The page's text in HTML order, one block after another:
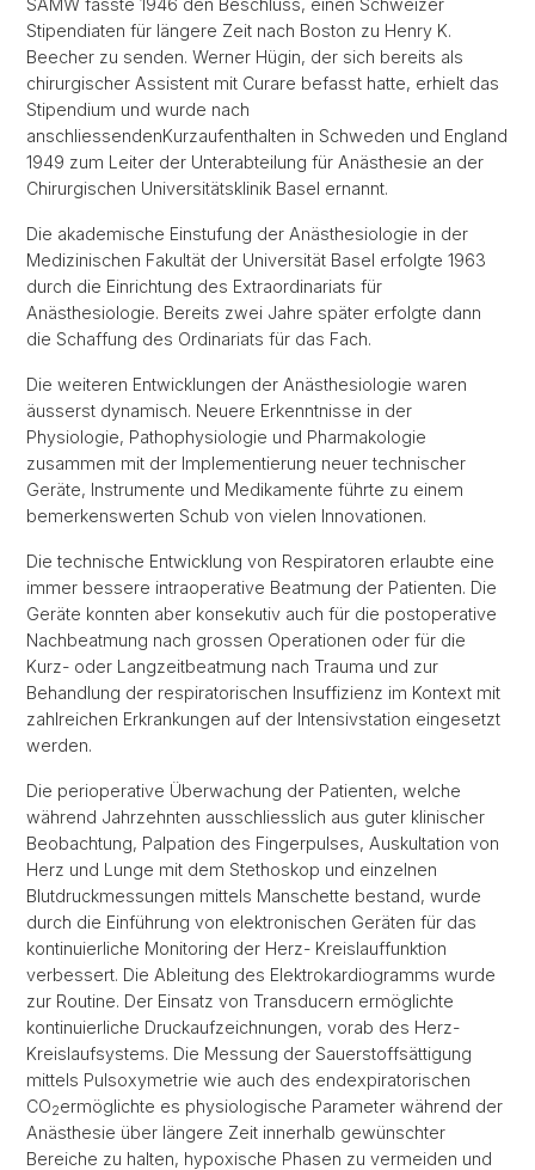
Stipendiaten für längere Zeit nach Boston zu Henry K.
Beecher zu senden. Werner Hügin, der sich bereits als
chirurgischer Assistent mit Curare befasst hatte, erhielt das
Stipendium und wurde nach
anschliessendenKurzaufenthalten in Schweden und England
1949 zum Leiter der Unterabteilung für Anästhesie an der
Chirurgischen Universitätsklinik Basel ernannt.
Die akademische Einstufung der Anästhesiologie in der
Medizinischen Fakultät der Universität Basel erfolgte 1963
durch die Einrichtung des Extraordinariats für
Anästhesiologie. Bereits zwei Jahre später erfolgte dann
die Schaffung des Ordinariats für das Fach.
Die weiteren Entwicklungen der Anästhesiologie waren
äusserst dynamisch. Neuere Erkenntnisse in der
Physiologie, Pathophysiologie und Pharmakologie
zusammen mit der Implementierung neuer technischer
Geräte, Instrumente und Medikamente führte zu einem
bemerkenswerten Schub von vielen Innovationen.
Die technische Entwicklung von Respiratoren erlaubte eine
immer bessere intraoperative Beatmung der Patienten. Die
Geräte konnten aber konsekutiv auch für die postoperative
Nachbeatmung nach grossen Operationen oder für die
Kurz- oder Langzeitbeatmung nach Trauma und zur
Behandlung der respiratorischen Insuffizienz im Kontext mit
zahlreichen Erkrankungen auf der Intensivstation eingesetzt
werden.
Die perioperative Überwachung der Patienten, welche
während Jahrzehnten ausschliesslich aus guter klinischer
Beobachtung, Palpation des Fingerpulses, Auskultation von
Herz und Lunge mit dem Stethoskop und einzelnen
Blutdruckmessungen mittels Manschette bestand, wurde
durch die Einführung von elektronischen Geräten für das
kontinuierliche Monitoring der Herz- Kreislauffunktion
verbessert. Die Ableitung des Elektrokardiogramms wurde
zur Routine. Der Einsatz von Transducern ermöglichte
kontinuierliche Druckaufzeichnungen, vorab des Herz-
Kreislaufsystems. Die Messung der Sauerstoffsättigung
mittels Pulsoxymetrie wie auch des endexpiratorischen
CO2ermöglichte es physiologische Parameter während der
Anästhesie über längere Zeit innerhalb gewünschter
Bereiche zu halten, hypoxische Phasen zu vermeiden und